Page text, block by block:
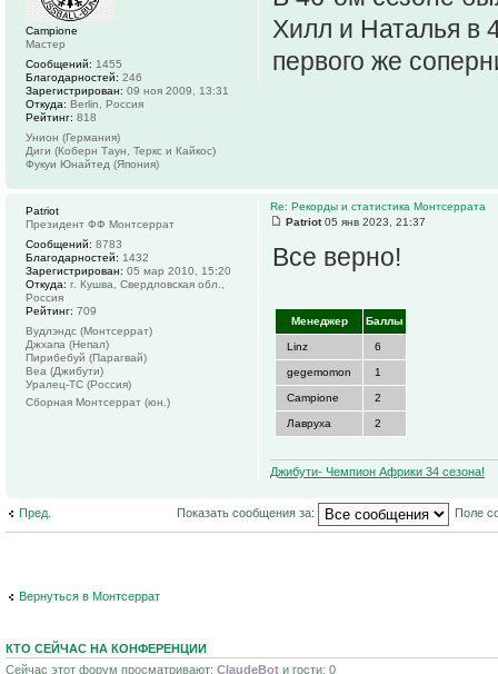
Хилл и Наталья в
первого же
Campione
Мастер
Сообщений: 1455
Благодарностей: 246
Зарегистрирован: 09 ноя 2009, 13:31
Откуда: Berlin, Россия
Рейтинг: 818
Унион (Германия)
Диги (Коберн Таун, Теркс и Кайкос)
Фукуи Юнайтед (Япония)
Re: Рекорды и статистика Монтсеррата
Patriot05 янв 2023, 21:37
Все верно!
Менеджер Баллы
Linz 6
gegemomon 1
Campione 2
Лавруха 2
Джибути- Чемпион Африки 34 сезона!
Patriot
Президент ФФ Монтсеррат
Сообщений: 8783
Благодарностей: 1432
Зарегистрирован: 05 мар 2010, 15:20
Откуда: г. Кушва, Свердловская обл.,
Россия
Рейтинг: 709
Вудлэндс (Монтсеррат)
Джхапа (Непал)
Пирибебуй (Парагвай)
Веа (Джибути)
Уралец-ТС (Россия)
Сборная Монтсеррат (юн.)
Пред. Показать сообщения за: Поле
Вернуться в Монтсеррат
КТО СЕЙЧАС НА КОНФЕРЕНЦИИ
Сейчас этот форум просматривают: ClaudeBot и гости: 0